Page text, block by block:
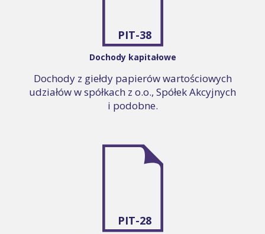
PIT-38
Dochody kapitałowe
Dochody z giełdy papierów wartościowych
udziałów w spółkach z o.o., Spółek Akcyjnych
i podobne.
PIT-28